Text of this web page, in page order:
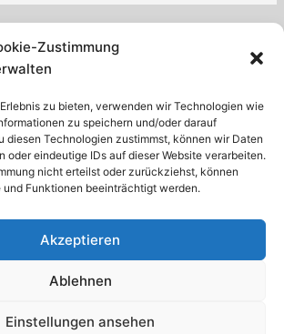
Zustimmung
zu bieten, verwenden wir Technologien wie
zu speichern und/oder darauf
diesen Technologien zustimmst, können wir Daten
oder eindeutige IDs auf dieser Website verarbeiten.
nicht erteilst oder zurückziehst, können
und Funktionen beeinträchtigt werden.
Akzeptieren
Ablehnen
Einstellungen ansehen
Twitter Pinterest
Klavier Tips - Werde ein besserer